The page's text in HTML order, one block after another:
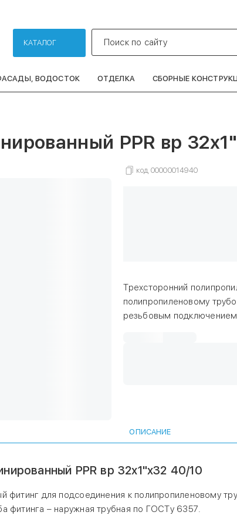
КАТАЛОГ Поиск по сайту
ВОДОСТОК ОТДЕЛКА СБОРНЫЕ
PPR вр
код00000014940
Трехсторонний
полипропиленовому
резьбовым
ОПИСАНИЕ
PPR вр 32х1"x32 40/10
фитинг для подсоединения к полипропиленовому
фитинга – наружная трубная по ГОСТу 6357.